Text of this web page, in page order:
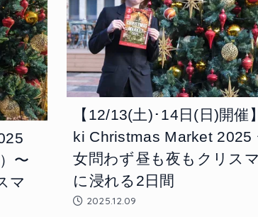
〜
マ
【12/13(土)･14日(日)開催
ki Christmas Market 2025
女問わず昼も夜もクリス
に浸れる2日間
2025.12.09